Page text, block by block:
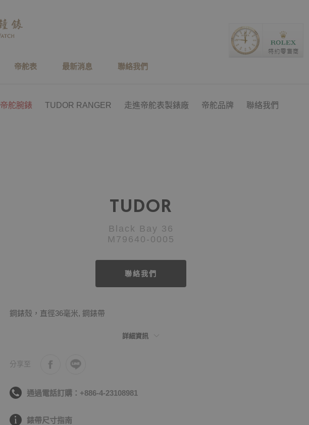
帝舵表 最新消息 聯絡我們
帝舵腕錶 TUDOR RANGER 走進帝舵表製錶廠 帝舵品牌 聯絡我們
TUDOR
Black Bay 36
M79640-0005
聯絡我們
鋼錶殼，直徑36毫米, 鋼錶帶
詳細資訊
分享至
通過電話訂購：+886-4-23108981
錶帶尺寸指南